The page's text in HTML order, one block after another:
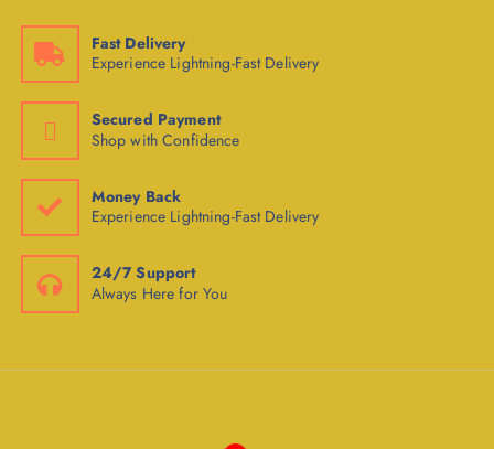
Fast Delivery
Experience Lightning-Fast Delivery
Secured Payment
Shop with Confidence
Money Back
Experience Lightning-Fast Delivery
24/7 Support
Always Here for You